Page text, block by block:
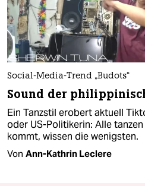
Social-Media-Trend „Budots“
Sound der
Ein Tanzstil erobert aktuell
oder US-Politikerin: Alle tanzen
kommt, wissen die wenigsten.
Von Ann-Kathrin Leclere